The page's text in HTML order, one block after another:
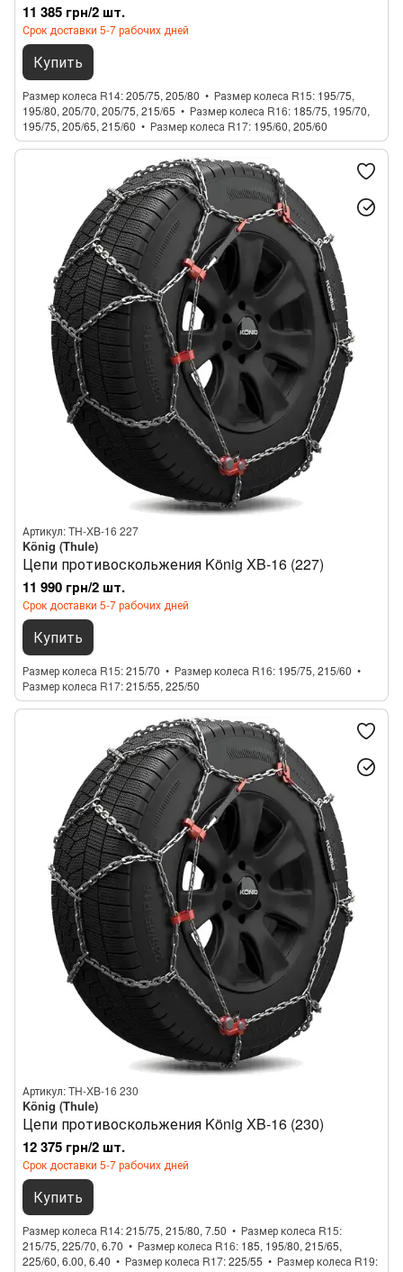
11 385 грн/2 шт.
Срок доставки 5-7 рабочих дней
Купить
Размер колеса R14 205/75, 205/80 Размер колеса R15 195/75,
195/80, 205/70, 205/75, 215/65
Размер колеса R16 185/75, 195/70,
195/75, 205/65, 215/60
Размер колеса R17 195/60, 205/60
Артикул: TH-XB-16 227
König (Thule)
Цепи противоскольжения König XB-16 (227)
11 990 грн/2 шт.
Срок доставки 5-7 рабочих дней
Купить
Размер колеса R15 215/70 Размер колеса R16 195/75, 215/60
Размер колеса R17 215/55, 225/50
Артикул: TH-XB-16 230
König (Thule)
Цепи противоскольжения König XB-16 (230)
12 375 грн/2 шт.
Срок доставки 5-7 рабочих дней
Купить
Размер колеса R14 215/75, 215/80, 7.50
Размер колеса R15
215/75, 225/70, 6.70
Размер колеса R16 185, 195/80, 215/65,
225/60, 6.00, 6.40
Размер колеса R17 225/55
Размер колеса R19